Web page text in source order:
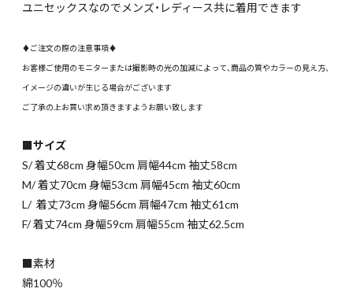
ユニセックスなのでメンズ・レディース共に着用できます
♦ご注文の際の注意事項♦
お客様ご使用のモニターまたは撮影時の光の加減によって、商品の質やカラーの見え方、
イメージの違いが生じる場合がございます
ご了承の上お買い求め頂きますようお願い致します
■サイズ
S/ 着丈68cm 身幅50cm 肩幅44cm 袖丈58cm
M/ 着丈70cm 身幅53cm 肩幅45cm 袖丈60cm
L/ 着丈73cm 身幅56cm 肩幅47cm 袖丈61cm
F/ 着丈74cm 身幅59cm 肩幅55cm 袖丈62.5cm
■素材
綿100％